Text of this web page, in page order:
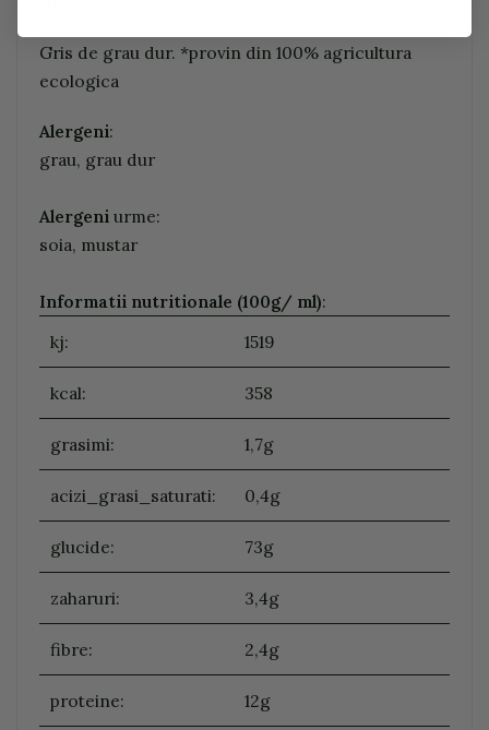
Gris de grau dur. *provin din 100% agricultura
ecologica
Alergeni:
grau, grau dur
Alergeni urme:
soia, mustar
Informatii nutritionale (100g/ ml):
kj:
1519
kcal: 358
grasimi: 1,7g
acizi_grasi_saturati: 0,4g
glucide: 73g
zaharuri: 3,4g
fibre: 2,4g
proteine: 12g